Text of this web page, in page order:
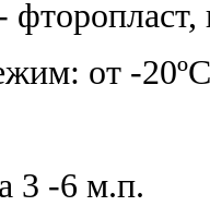
от -
3 -6 м.п.